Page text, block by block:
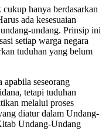
hanya berdasarkan
ada kesesuaian
undang. Prinsip ini
setiap warga negara
tuduhan yang belum
seseorang
tetapi tuduhan
melalui proses
diatur dalam Undang-
Undang-Undang